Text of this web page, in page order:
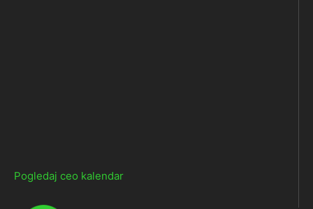
Pogledaj ceo kalendar